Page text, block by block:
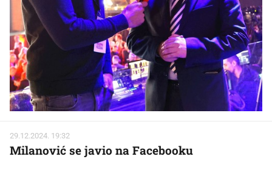
29.12.2024. 19:32
Milanović se javio na Facebooku